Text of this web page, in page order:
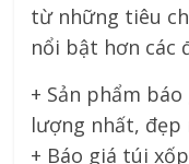
từ những tiêu
nổi bật hơn các
+ Sản phẩm
lượng nhất,
+ Báo giá túi